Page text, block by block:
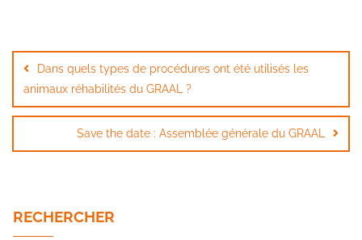
de
l’article
Dans quels types de procédures ont été utilisés les
animaux réhabilités du GRAAL ?
Save the date : Assemblée générale du GRAAL
RECHERCHER